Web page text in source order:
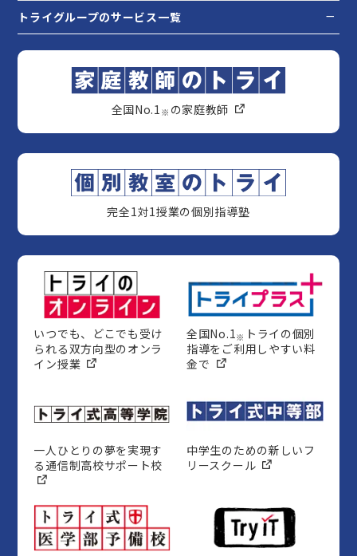
トライグループのサービス一覧
全国No.1 ※ の家庭教師
完全1対1授業の個別指導塾
いつでも、どこでも受け
られる双方向型のオンラ
イン授業
全国No.1※ トライの個別
指導をご利用しやすい料
金で
一人ひとりの夢を実現す
る通信制高校サポート校
中学生のための新しいフ
リースクール